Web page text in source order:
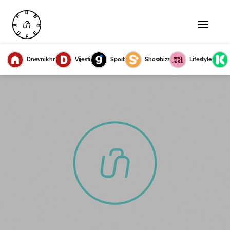
Dnevnik.hr Vijesti Sport Showbizz Lifestyle